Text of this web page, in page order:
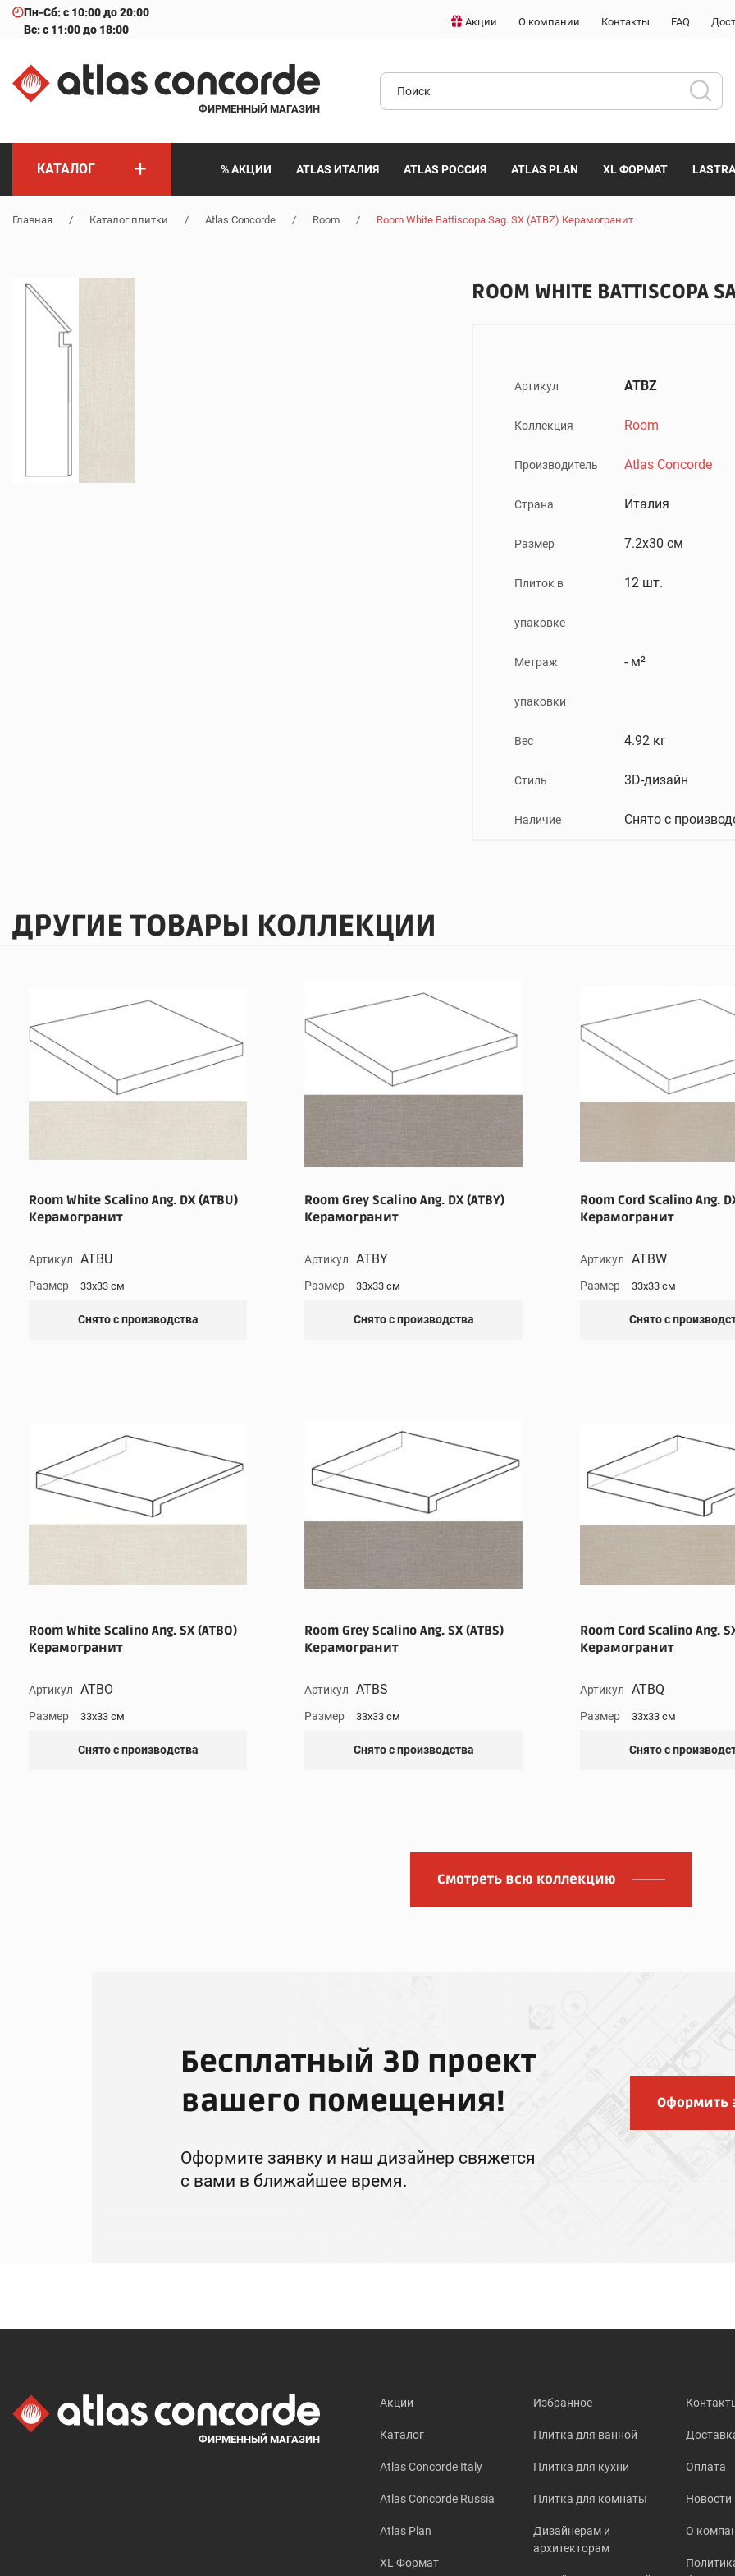
Пн-Сб: с 10:00 до 20:00
Вс: с 11:00 до 18:00
Акции О компании Контакты FAQ
ФИРМЕННЫЙ МАГАЗИН
КАТАЛОГ + % АКЦИИ ATLAS ИТАЛИЯ ATLAS РОССИЯ ATLAS PLAN XL ФОРМАТ
Главная / Каталог плитки / Atlas Concorde / Room / Room White Battiscopa Sag. SX (ATBZ) Керамогранит
ROOM WHITE BATTISCOPA
Артикул ATBZ
Коллекция Room
Производитель Atlas Concorde
Страна Италия
Размер 7.2x30 см
Плиток в
упаковке
12 шт.
Метраж
упаковки
- м²
Вес 4.92 кг
Стиль 3D-дизайн
Наличие Снято с
ДРУГИЕ ТОВАРЫ КОЛЛЕКЦИИ
Room White Scalino Ang. DX (ATBU)
Керамогранит
Артикул ATBU
Размер 33x33 см
Снято с производства
Room Grey Scalino Ang. DX (ATBY)
Керамогранит
Артикул ATBY
Размер 33x33 см
Снято с производства
Room Cord Scalino Ang.
Керамогранит
Артикул ATBW
Размер 33x33 см
Снято с
Room White Scalino Ang. SX (ATBO)
Керамогранит
Артикул ATBO
Размер 33x33 см
Снято с производства
Room Grey Scalino Ang. SX (ATBS)
Керамогранит
Артикул ATBS
Размер 33x33 см
Снято с производства
Room Cord Scalino Ang.
Керамогранит
Артикул ATBQ
Размер 33x33 см
Снято с
Смотреть всю коллекцию
Бесплатный 3D проект
вашего помещения!
Оформите заявку и наш дизайнер свяжется
с вами в ближайшее время.
Оформить
ФИРМЕННЫЙ МАГАЗИН
Акции
Каталог
Atlas Concorde Italy
Atlas Concorde Russia
Atlas Plan
XL Формат
Избранное
Плитка для ванной
Плитка для кухни
Плитка для комнаты
Дизайнерам и
архитекторам
Оплата
Новости
О